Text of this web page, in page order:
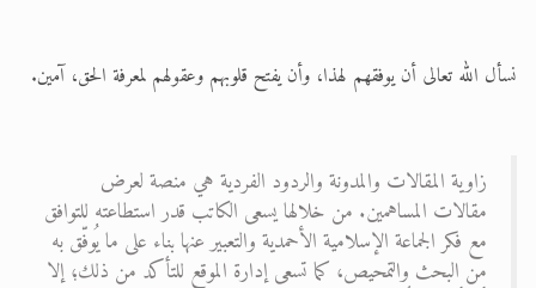
نسأل الله تعالى أن يوفقهم لهذا، وأن يفتح قلوبهم وعقولهم لمعرفة الحق، آمين.
زاوية المقالات والمدونة والردود الفردية هي منصة لعرض
مقالات المساهمين. من خلالها يسعى الكاتب قدر استطاعته للتوافق
مع فكر الجماعة الإسلامية الأحمدية والتعبير عنها بناء على ما يُوفّق به
من البحث والتمحيص، كما تسعى إدارة الموقع للتأكد من ذلك؛ إلا